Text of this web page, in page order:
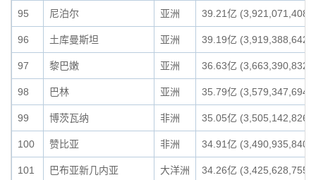
95 尼泊尔 亚洲 39.21亿 (3,921,071,408)
96 土库曼斯坦 亚洲 39.19亿 (3,919,388,642)
97 黎巴嫩 亚洲 36.63亿 (3,663,390,832)
98 巴林 亚洲 35.79亿 (3,579,347,694)
99 博茨瓦纳 非洲 35.05亿 (3,505,142,826)
100 赞比亚 非洲 34.91亿 (3,490,935,840)
101 巴布亚新几内亚 大洋洲 34.26亿 (3,425,628,755)